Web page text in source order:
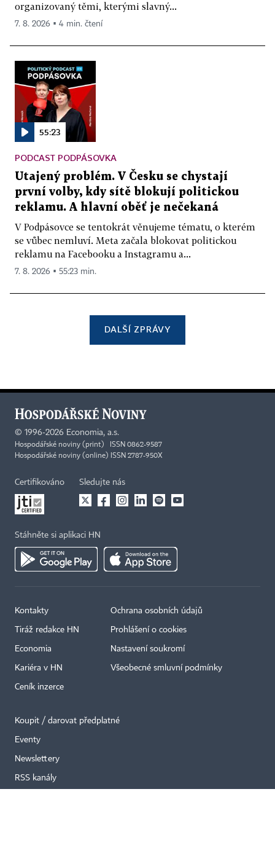
organizovaný těmi, kterými slavný...
7. 8. 2026 ▪ 4 min. čtení
55:23
PODCAST PODPÁSOVKA
Utajený problém. V Česku se chystají
první volby, kdy sítě blokují politickou
reklamu. A hlavní oběť je nečekaná
V Podpásovce se tentokrát věnujeme tématu, o kterém
se vůbec nemluví. Meta začala blokovat politickou
reklamu na Facebooku a Instagramu a...
7. 8. 2026 ▪ 55:23 min.
DALŠÍ ZPRÁVY
© 1996-2026 Economia, a.s.
Hospodářské noviny (print) ISSN 0862-9587
Hospodářské noviny (online) ISSN 2787-950X
Certifikováno Sledujte nás
Stáhněte si aplikaci HN
Kontakty
Tiráž redakce HN
Economia
Kariéra v HN
Ceník inzerce
Ochrana osobních údajů
Prohlášení o cookies
Nastavení soukromí
Všeobecné smluvní podmínky
Koupit / darovat předplatné
Eventy
Newslettery
RSS kanály